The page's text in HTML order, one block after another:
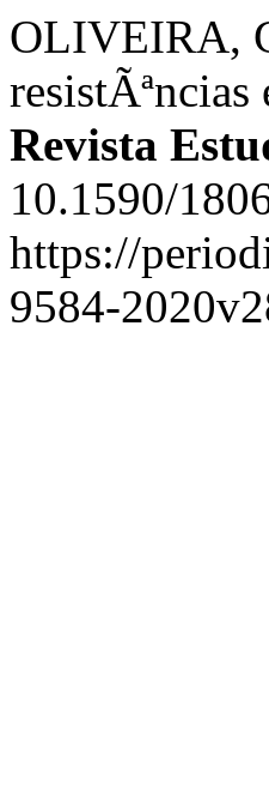
OLIVEIRA,
Revista
10.1590/
https://
9584-